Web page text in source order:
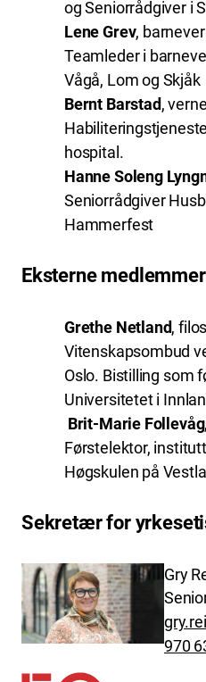
og Seniorrådgiver i
Lene Grev,
Teamleder i
Vågå, Lom og Skjåk
Bernt Barstad,
hospital.
Hanne Soleng
Seniorrådgiver
Hammerfest
Eksterne medlemmer
Grethe Netland,
Vitenskapsombud
Oslo. Bistilling som
Universitetet i
Brit-Marie Follevåg
Førstelektor,
Høgskulen på
Sekretær for
Gry
970